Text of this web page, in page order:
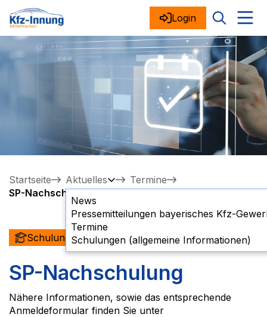
Login
Startseite
Aktuelles
News
Pressemitteilungen bayerisches Kfz-
Termine
Schulungen (allgemeine Informationen)
Termine
SP-Nachschulung
SP-Nachschulung
Schulung
Nähere Informationen, sowie das entsprechende
Anmeldeformular finden Sie unter